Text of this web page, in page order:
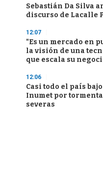
Sebastián Da Silva
discurso de Lacalle
12:07
"Es un mercado en
la visión de una
que escala su
12:06
Casi todo el país
Inumet por
severas